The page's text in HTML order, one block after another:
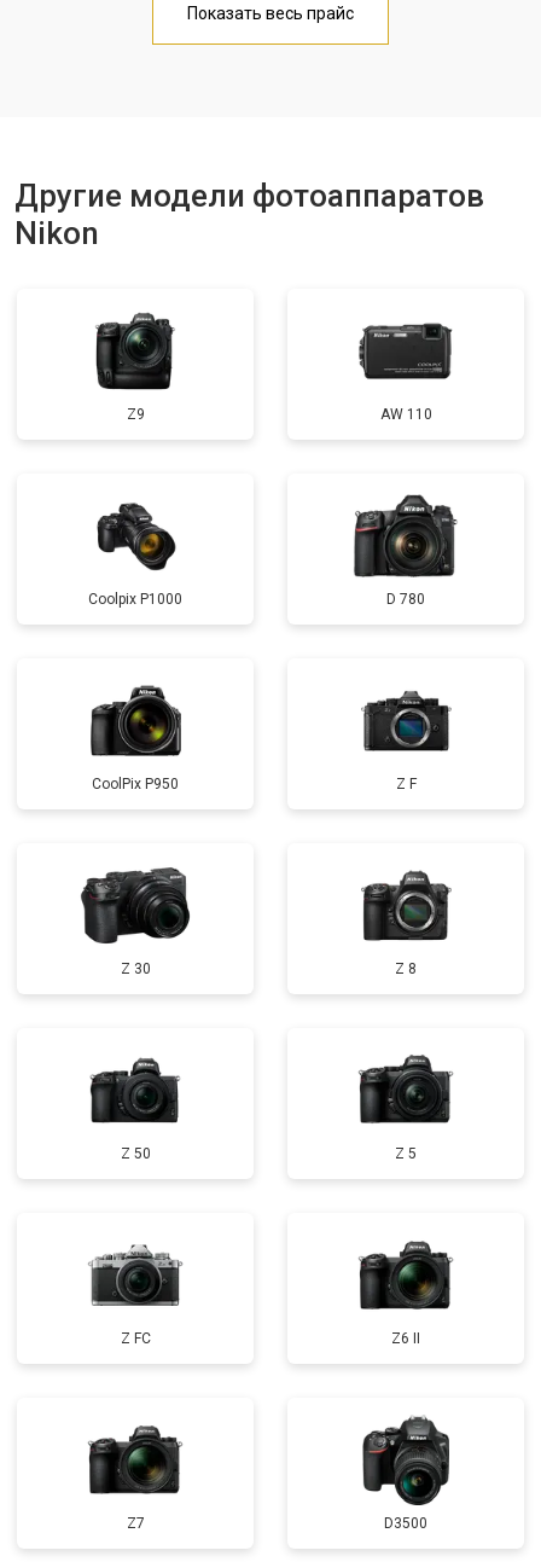
Показать весь прайс
Другие модели фотоаппаратов
Nikon
Z9 AW 110
Coolpix P1000 D 780
CoolPix P950 Z F
Z 30 Z 8
Z 50 Z 5
Z FC Z6 II
Z7 D3500